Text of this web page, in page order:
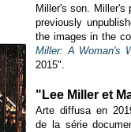
Miller's son. Miller's
previously
the images in the
Miller: A Woman's
2015".
"Lee Miller et
Arte diffusa en
de la série